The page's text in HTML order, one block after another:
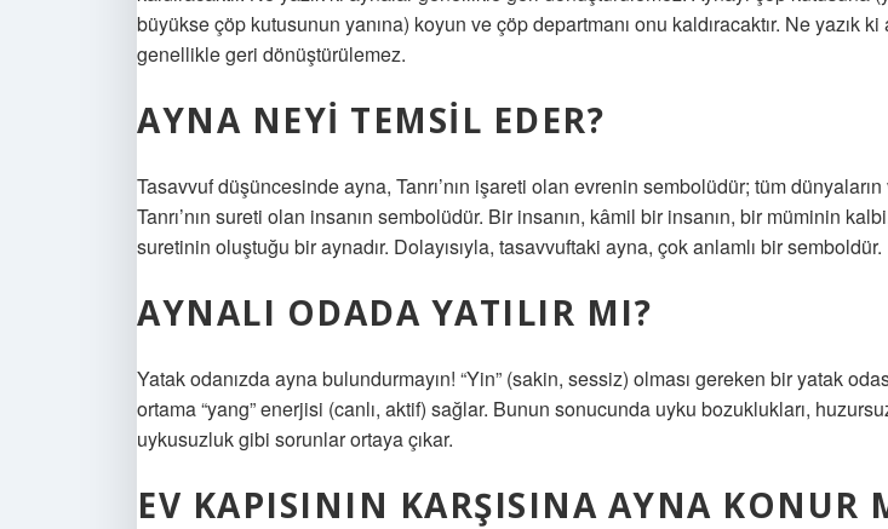
büyükse çöp kutusunun yanına) koyun ve çöp departmanı onu kaldıracaktır. Ne yazık
genellikle geri dönüştürülemez.
AYNA NEYI TEMSIL EDER?
Tasavvuf düşüncesinde ayna, Tanrı’nın işareti olan evrenin sembolüdür; tüm dünyaların
Tanrı’nın sureti olan insanın sembolüdür. Bir insanın, kâmil bir insanın, bir müminin
suretinin oluştuğu bir aynadır. Dolayısıyla, tasavvuftaki ayna, çok anlamlı bir semboldür.
AYNALI ODADA YATILIR MI?
Yatak odanızda ayna bulundurmayın! “Yin” (sakin, sessiz) olması gereken bir yatak
ortama “yang” enerjisi (canlı, aktif) sağlar. Bunun sonucunda uyku bozuklukları,
uykusuzluk gibi sorunlar ortaya çıkar.
EV KAPISININ KARŞISINA AYNA KONUR